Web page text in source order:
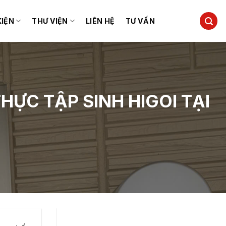
THƯ VIỆN LIÊN HỆ TƯ VẤN
TẬP SINH HIGOI TẠI